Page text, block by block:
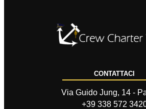
CONTATTACI
Via Guido Jung, 14 -
+39 338 572